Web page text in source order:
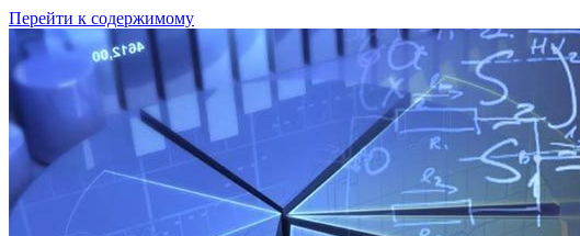
Перейти к содержимому